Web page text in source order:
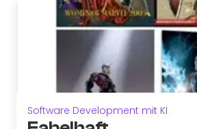
Software Development mit KI